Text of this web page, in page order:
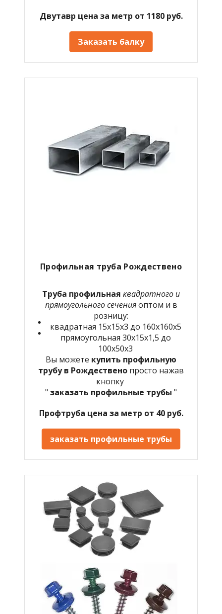
Двутавр цена за метр от 1180 руб.
Заказать балку
Профильная труба Рождествено
Труба профильная квадратного и
прямоугольного сеченияоптом и в
розницу:
квадратная 15х15х3 до 160х160х5
прямоугольная 30х15х1,5 до
100х50х3
Вы можете купить профильную
трубу в Рождествено просто нажав
кнопку
" заказать профильные трубы "
Профтруба цена за метр от 40 руб.
заказать профильные трубы